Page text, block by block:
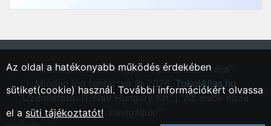
"Tököl, Pest vármegyei régió állásportálja"
Minden jog fentartva © 2026. TokolAllas.hu
Üzemeltető: IT-Nav Hungary Kft. | "Az elsők közé
Az oldal a hatékonyabb működés érdekében
sütiket(cookie) használ. További információkért olvassa
el a süti tájékoztatót!